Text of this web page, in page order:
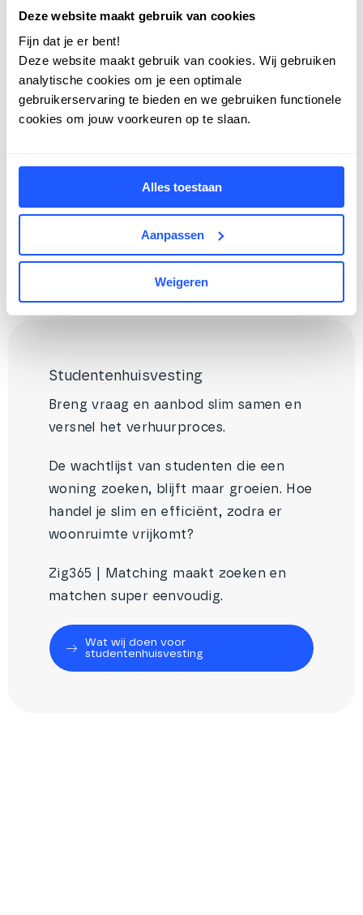
Deze website maakt gebruik van cookies
Fijn dat je er bent!
Deze website maakt gebruik van cookies. Wij gebruiken
analytische cookies om je een optimale
gebruikerservaring te bieden en we gebruiken functionele
cookies om jouw voorkeuren op te slaan.
Alles toestaan
Aanpassen
Weigeren
Studentenhuisvesting
Breng vraag en aanbod slim samen en
versnel het verhuurproces.
De wachtlijst van studenten die een
woning zoeken, blijft maar groeien. Hoe
handel je slim en efficiënt, zodra er
woonruimte vrijkomt?
Zig365 | Matching maakt zoeken en
matchen super eenvoudig.
Wat wij doen voor
studentenhuisvesting